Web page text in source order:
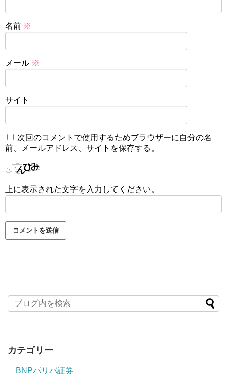
名前 ※
メール ※
サイト
次回のコメントで使用するためブラウザーに自分の名
前、メールアドレス、サイトを保存する。
上に表示された文字を入力してください。
カテゴリー
BNPパリバ証券